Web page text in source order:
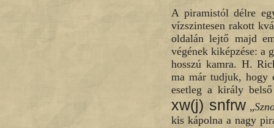
A piramistól délre
vízszintesen rakott
oldalán lejtő majd
végének kiképzése: a
hosszú kamra. H.
ma már tudjuk, hogy
esetleg a király
xw(j) snfrw„
kis kápolna a nagy